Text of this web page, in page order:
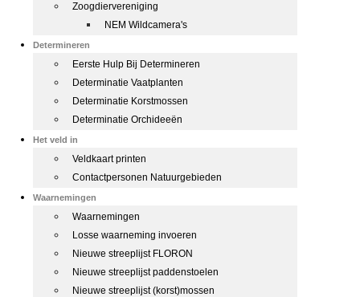
Zoogdiervereniging
NEM Wildcamera's
Determineren
Eerste Hulp Bij Determineren
Determinatie Vaatplanten
Determinatie Korstmossen
Determinatie Orchideeën
Het veld in
Veldkaart printen
Contactpersonen Natuurgebieden
Waarnemingen
Waarnemingen
Losse waarneming invoeren
Nieuwe streeplijst FLORON
Nieuwe streeplijst paddenstoelen
Nieuwe streeplijst (korst)mossen